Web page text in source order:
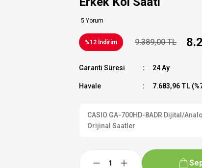
5 Yorum
%12 İndirim 9.389,00 TL
Garanti Süresi 24 Ay
Havale 7.683,96 TL
CASIO GA-700HD-8ADR Dijital/
Orijinal Saatler